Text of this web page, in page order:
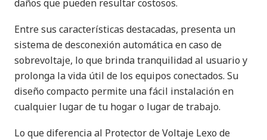
daños que pueden resultar costosos.
Entre sus características destacadas, presenta un
sistema de desconexión automática en caso de
sobrevoltaje, lo que brinda tranquilidad al usuario y
prolonga la vida útil de los equipos conectados. Su
diseño compacto permite una fácil instalación en
cualquier lugar de tu hogar o lugar de trabajo.
Lo que diferencia al Protector de Voltaje Lexo de